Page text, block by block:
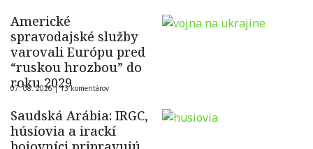
Americké
spravodajské služby
varovali Európu pred
“ruskou hrozbou” do
roku 2029
07. 08. 2026 |13 komentárov
Saudská Arábia: IRGC,
húsíovia a irackí